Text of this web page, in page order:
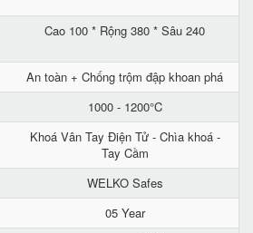
Cao 100 * Rộng 380 * Sâu 240
An toàn + Chống trộm đập khoan phá
1000 - 1200°C
Khoá Vân Tay Điện Tử - Chìa khoá -
Tay Cầm
WELKO Safes
05 Year